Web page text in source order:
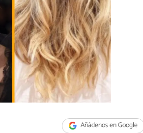
Añádenos en Google